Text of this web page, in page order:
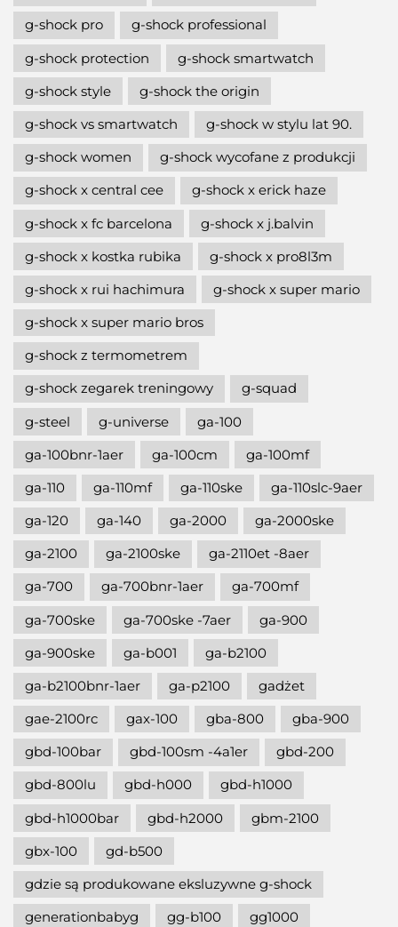
g-shock pro
g-shock professional
g-shock protection
g-shock smartwatch
g-shock style
g-shock the origin
g-shock vs smartwatch
g-shock w stylu lat 90.
g-shock women
g-shock wycofane z produkcji
g-shock x central cee
g-shock x erick haze
g-shock x fc barcelona
g-shock x j.balvin
g-shock x kostka rubika
g-shock x pro8l3m
g-shock x rui hachimura
g-shock x super mario
g-shock x super mario bros
g-shock z termometrem
g-shock zegarek treningowy
g-squad
g-steel
g-universe
ga-100
ga-100bnr-1aer
ga-100cm
ga-100mf
ga-110
ga-110mf ga-110ske
ga-110slc-9aer
ga-120
ga-140 ga-2000
ga-2000ske
ga-2100
ga-2100ske
ga-2110et -8aer
ga-700
ga-700bnr-1aer
ga-700mf
ga-700ske
ga-700ske -7aer
ga-900
ga-900ske
ga-b001
ga-b2100
ga-b2100bnr-1aer
ga-p2100
gadżet
gae-2100rc
gax-100 gba-800
gba-900
gbd-100bar
gbd-100sm -4a1er
gbd-200
gbd-800lu
gbd-h000
gbd-h1000
gbd-h1000bar
gbd-h2000
gbm-2100
gbx-100
gd-b500
gdzie są produkowane eksluzywne g-shock
generationbabyg
gg-b100
gg1000